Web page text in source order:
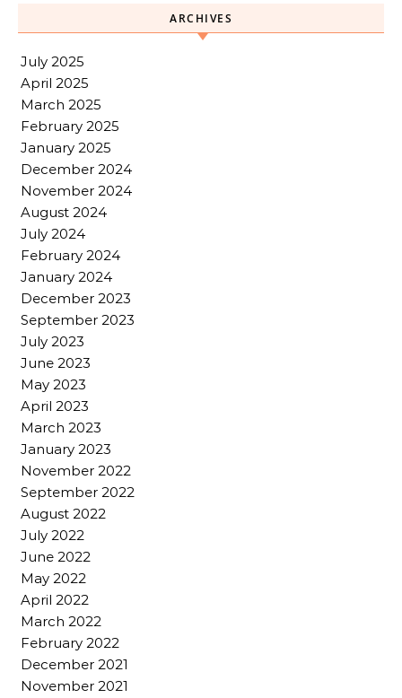
ARCHIVES
July 2025
April 2025
March 2025
February 2025
January 2025
December 2024
November 2024
August 2024
July 2024
February 2024
January 2024
December 2023
September 2023
July 2023
June 2023
May 2023
April 2023
March 2023
January 2023
November 2022
September 2022
August 2022
July 2022
June 2022
May 2022
April 2022
March 2022
February 2022
December 2021
November 2021